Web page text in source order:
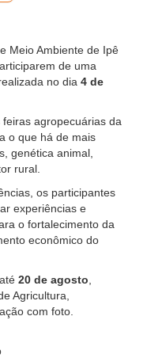
Meio Ambiente de Ipê
de uma
no dia 4 de
agropecuárias da
o que há de mais
genética animal,
rural.
os participantes
experiências e
o fortalecimento da
econômico do
20 de agosto
Agricultura,
com foto.